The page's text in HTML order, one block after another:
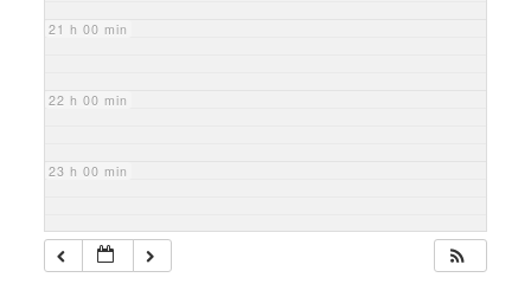
21 h 00 min
22 h 00 min
23 h 00 min